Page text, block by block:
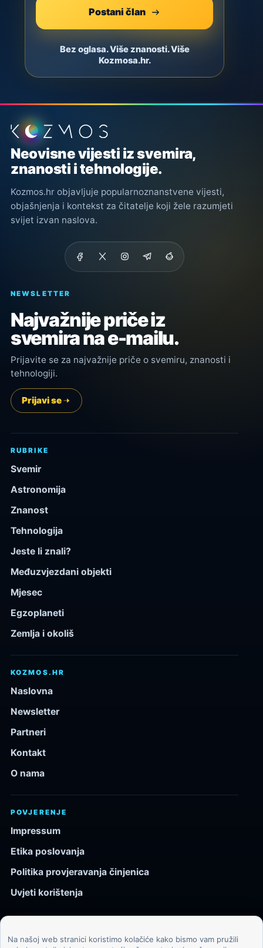
Postani član
Bez oglasa. Više znanosti. Više
Kozmosa.hr.
Podnožje stranice
Neovisne vijesti iz svemira,
znanosti i tehnologije.
Kozmos.hr objavljuje popularnoznanstvene vijesti,
objašnjenja i kontekst za čitatelje koji žele razumjeti
svijet izvan naslova.
NEWSLETTER
Najvažnije priče iz
svemira na e-mailu.
Prijavite se za najvažnije priče o svemiru, znanosti i
tehnologiji.
Prijavi se
RUBRIKE
Svemir
Astronomija
Znanost
Tehnologija
Jeste li znali?
Međuzvjezdani objekti
Mjesec
Egzoplaneti
Zemlja i okoliš
KOZMOS.HR
Naslovna
Newsletter
Partneri
Kontakt
O nama
POVJERENJE
Impressum
Etika poslovanja
Politika provjeravanja činjenica
Uvjeti korištenja
Na našoj web stranici koristimo kolačiće kako bismo vam pružili